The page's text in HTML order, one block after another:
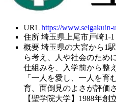
URL https://www.seigakuin-
住所 埼玉県上尾市戸崎1-1
概要 埼玉県の大宮から1
ら考え、人や社会のため
仕組みを、入学前から整
「一人を愛し、一人を育
育、面倒見のよさが評価
【聖学院大学】1988年